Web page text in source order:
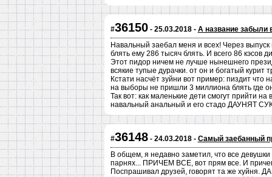
#36150- 25.03.2018 - А название забыли
Навальный заебал меня и всех! Через выпуск
блять ему 286 тысяч блять. И всего 86 кэсов
Этот пидор ничем не лучше нынешнего
всякие тупые дурачки. от он и богатый курит
Кстати насчёт зуйни вот пример: пиздит что
на выборы не пришли 3 миллиона блять где
Так вот: как маленькие дети смогут прийти
навальный анальный и его стадо ДАУНЯТ
#36148- 24.03.2018 - Самый заебанный
В общем, я недавно заметил, что все
парнях... ПРИЧЕМ ВСЕ, вот прям все. И
Поспрашивал друзей, говорят та же